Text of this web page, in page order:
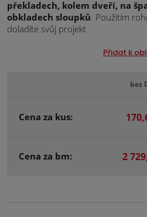
překladech, kolem dveří, na
obkladech sloupků. Použitím
doladíte svůj projekt
Přidat k
bez
Cena za kus:
Cena za bm: 2